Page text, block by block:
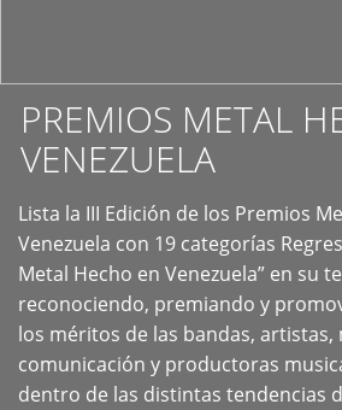
PREMIOS METAL
VENEZUELA
Lista la III Edición de los Premios
Venezuela con 19 categorías
Metal Hecho en Venezuela” en su
reconociendo, premiando y
los méritos de las bandas, artistas,
comunicación y productoras
dentro de las distintas tendencias
+